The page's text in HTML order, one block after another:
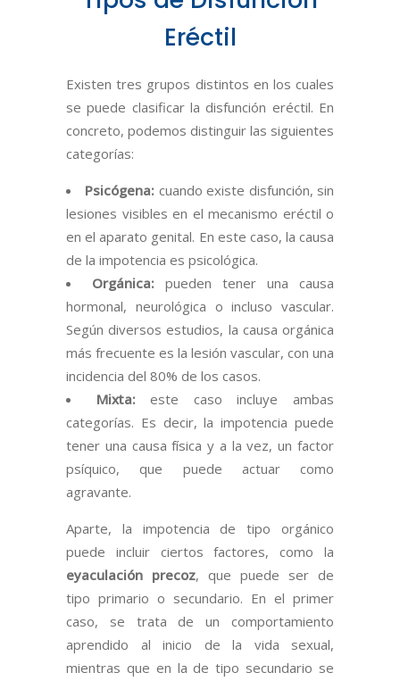
Eréctil
Existen tres grupos distintos en los cuales
se puede clasificar la disfunción eréctil. En
concreto, podemos distinguir las siguientes
categorías:
Psicógena: cuando existe disfunción, sin
lesiones visibles en el mecanismo eréctil o
en el aparato genital. En este caso, la causa
de la impotencia es psicológica.
Orgánica: pueden tener una causa
hormonal, neurológica o incluso vascular.
Según diversos estudios, la causa orgánica
más frecuente es la lesión vascular, con una
incidencia del 80% de los casos.
Mixta: este caso incluye ambas
categorías. Es decir, la impotencia puede
tener una causa física y a la vez, un factor
psíquico, que puede actuar como
agravante.
Aparte, la impotencia de tipo orgánico
puede incluir ciertos factores, como la
eyaculación precoz, que puede ser de
tipo primario o secundario. En el primer
caso, se trata de un comportamiento
aprendido al inicio de la vida sexual,
mientras que en la de tipo secundario se